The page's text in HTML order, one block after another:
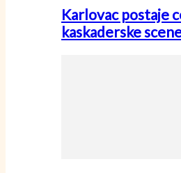
Karlovac postaje
kaskaderske